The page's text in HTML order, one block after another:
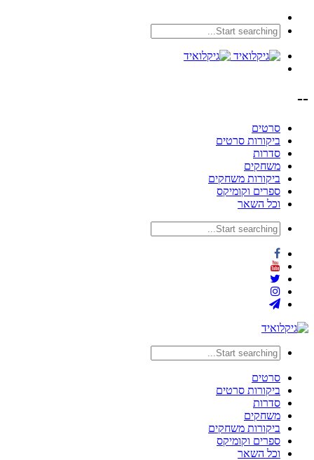
--
סרטים
ביקורות סרטים
סדרות
משחקים
ביקורות משחקים
ספרים וקומיקס
וכל השאר
סרטים
ביקורות סרטים
סדרות
משחקים
ביקורות משחקים
ספרים וקומיקס
וכל השאר